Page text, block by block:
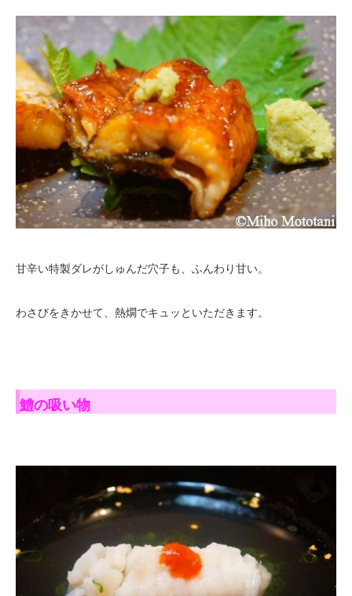
甘辛い特製ダレがしゅんだ穴子も、ふんわり甘い。
わさびをきかせて、熱燗でキュッといただきます。
鱧の吸い物